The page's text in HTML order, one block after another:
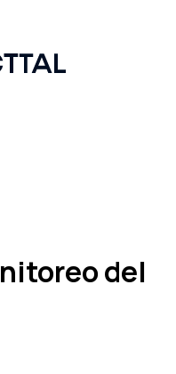
del